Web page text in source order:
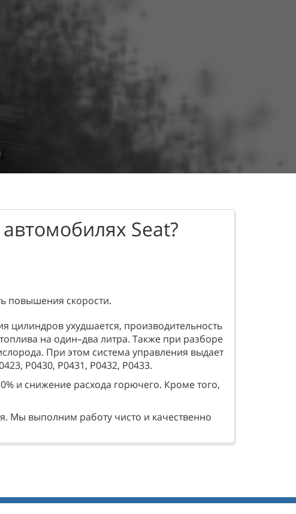
Seat?
повышения скорости.
цилиндров ухудшается, производительность
на один–два литра. Также при разборе
При этом система управления выдает
Р0430, Р0431, Р0432, Р0433.
и снижение расхода горючего. Кроме того,
Мы выполним работу чисто и качественно